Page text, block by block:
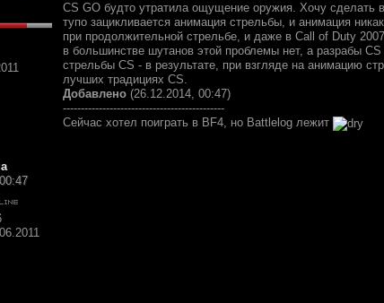
CS GO будто утратила ощущение оружия. Хочу сделать
тупо зацикливается анимация стрельбы, и анимация
при продолжительной стрельбе, и даже в Call of Duty
в большинстве шутанов этой проблемы нет, а разрабы
стрельбы CS - в результате, при взгляде на анимацию
лучших традициях CS.
Добавлено (26.12.2014, 00:47)
---------------------------------------------
Сейчас хотел поиграть в BF4, но Battlelog лежит